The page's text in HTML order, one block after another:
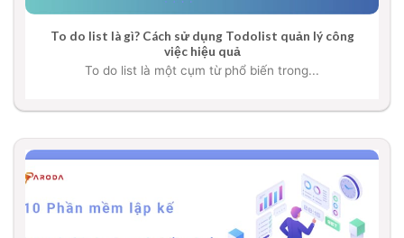
To do list là gì? Cách sử dụng Todolist quản lý công
việc hiệu quả
To do list là một cụm từ phổ biến trong...